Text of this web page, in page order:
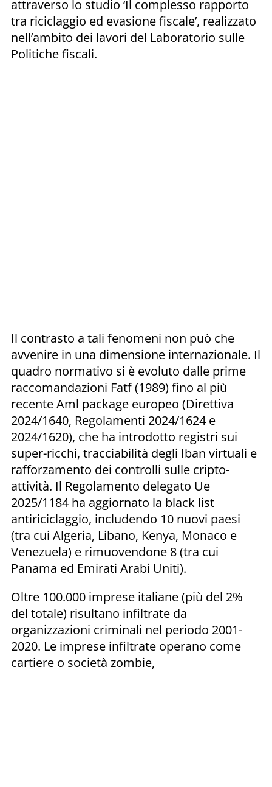
attraverso lo studio ‘Il complesso rapporto
tra riciclaggio ed evasione fiscale’, realizzato
nell’ambito dei lavori del Laboratorio sulle
Politiche fiscali.
Il contrasto a tali fenomeni non può che
avvenire in una dimensione internazionale. Il
quadro normativo si è evoluto dalle prime
raccomandazioni Fatf (1989) fino al più
recente Aml package europeo (Direttiva
2024/1640, Regolamenti 2024/1624 e
2024/1620), che ha introdotto registri sui
super-ricchi, tracciabilità degli Iban virtuali e
rafforzamento dei controlli sulle cripto-
attività. Il Regolamento delegato Ue
2025/1184 ha aggiornato la black list
antiriciclaggio, includendo 10 nuovi paesi
(tra cui Algeria, Libano, Kenya, Monaco e
Venezuela) e rimuovendone 8 (tra cui
Panama ed Emirati Arabi Uniti).
Oltre 100.000 imprese italiane (più del 2%
del totale) risultano infiltrate da
organizzazioni criminali nel periodo 2001-
2020. Le imprese infiltrate operano come
cartiere o società zombie,